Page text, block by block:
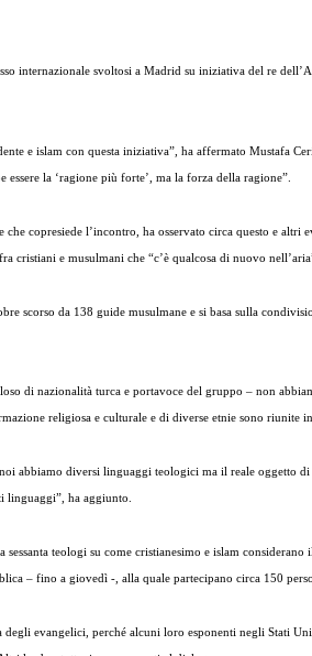
internazionale svoltosi a Madrid su iniziativa del re
e islam con questa iniziativa”, ha affermato Mustafa
la ‘ragione più forte’, ma la forza della ragione”.
copresiede l’incontro, ha osservato circa questo e altri
cristiani e musulmani che “c’è qualcosa di nuovo
scorso da 138 guide musulmane e si basa sulla
di nazionalità turca e portavoce del gruppo – non
religiosa e culturale e di diverse etnie sono riunite
abbiamo diversi linguaggi teologici ma il reale oggetto di
ha aggiunto.
teologi su come cristianesimo e islam
– fino a giovedì -, alla quale partecipano circa 150
degli evangelici, perché alcuni loro esponenti negli Stati